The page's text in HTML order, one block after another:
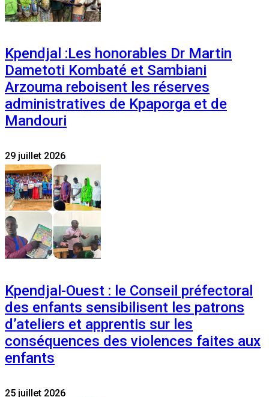
Kpendjal :Les honorables Dr Martin
Dametoti Kombaté et Sambiani
Arzouma reboisent les réserves
administratives de Kpaporga et de
Mandouri
29 juillet 2026
Kpendjal-Ouest : le Conseil préfectoral
des enfants sensibilisent les patrons
d’ateliers et apprentis sur les
conséquences des violences faites aux
enfants
25 juillet 2026